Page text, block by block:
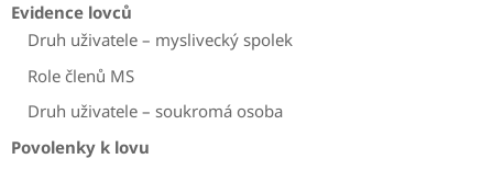
Evidence lovců
Druh uživatele – myslivecký spolek
Role členů MS
Druh uživatele – soukromá osoba
Povolenky k lovu